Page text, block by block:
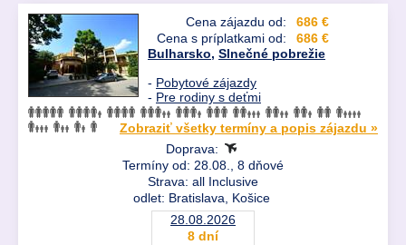
Cena zájazdu od:
686 €
Cena s príplatkami od:
686 €
Bulharsko, Slnečné pobrežie
- Pobytové zájazdy
- Pre rodiny s deťmi
Zobraziť všetky termíny a popis zájazdu »
Doprava:
Termíny od: 28.08., 8 dňové
Strava: all Inclusive
odlet: Bratislava, Košice
28.08.2026
8 dní